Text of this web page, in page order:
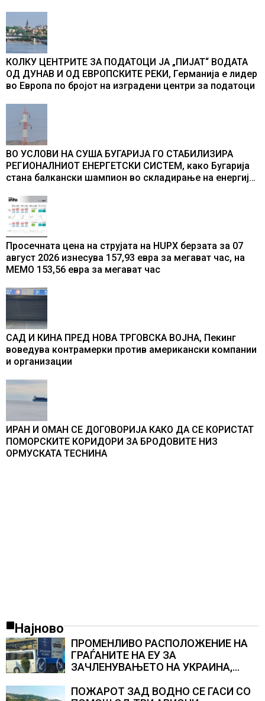
промени текот на историјата
КОЛКУ ЦЕНТРИТЕ ЗА ПОДАТОЦИ ЈА „ПИЈАТ“ ВОДАТА
ОД ДУНАВ И ОД ЕВРОПСКИТЕ РЕКИ, Германија е лидер
во Европа по бројот на изградени центри за податоци
ВО УСЛОВИ НА СУША БУГАРИЈА ГО СТАБИЛИЗИРА
РЕГИОНАЛНИОТ ЕНЕРГЕТСКИ СИСТЕМ, како Бугарија
стана балкански шампион во складирање на енергија
Просечната цена на струјата на HUPX берзата за 07
август 2026 изнесува 157,93 евра за мегават час, на
МЕМО 153,56 евра за мегават час
САД И КИНА ПРЕД НОВА ТРГОВСКА ВОЈНА, Пекинг
воведува контрамерки против американски компании
и организации
ИРАН И ОМАН СЕ ДОГОВОРИЈА КАКО ДА СЕ КОРИСТАТ
ПОМОРСКИТЕ КОРИДОРИ ЗА БРОДОВИТЕ НИЗ
ОРМУСКАТА ТЕСНИНА
Најново
ПРОМЕНЛИВО РАСПОЛОЖЕНИЕ НА
ГРАЃАНИТЕ НА ЕУ ЗА
ЗАЧЛЕНУВАЊЕТО НА УКРАИНА,
Полска, Франција и Германија
ПОЖАРОТ ЗАД ВОДНО СЕ ГАСИ СО